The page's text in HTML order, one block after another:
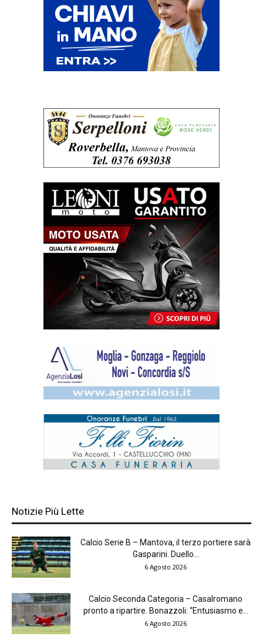
Notizie Più Lette
Calcio Serie B – Mantova, il terzo portiere sarà
Gasparini. Duello...
6 Agosto 2026
Calcio Seconda Categoria – Casalromano
pronto a ripartire. Bonazzoli: “Entusiasmo e...
6 Agosto 2026